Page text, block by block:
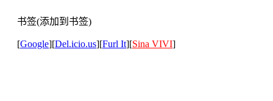
书签(添加到书签)
[Google][Del.icio.us][Furl It][Sina VIVI]